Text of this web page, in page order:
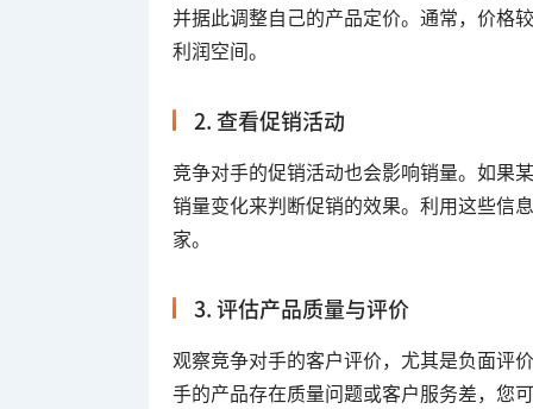
并据此调整自己的产品定价。通常，价格
利润空间。
2. 查看促销活动
竞争对手的促销活动也会影响销量。如果
销量变化来判断促销的效果。利用这些信
家。
3. 评估产品质量与评价
观察竞争对手的客户评价，尤其是负面评
手的产品存在质量问题或客户服务差，您